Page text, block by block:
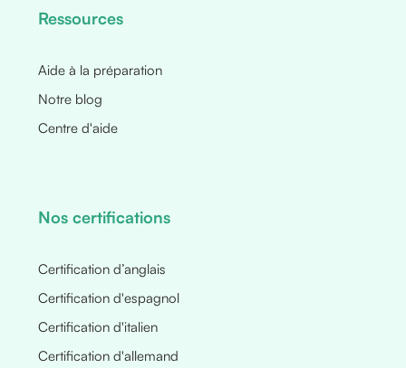
Ressources
Aide à la préparation
Notre blog
Centre d'aide
Nos certifications
Certification d’anglais
Certification d'espagnol
Certification d'italien
Certification d'allemand